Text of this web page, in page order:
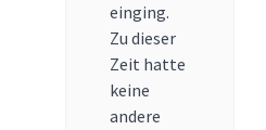
einging.
Zu dieser
Zeit hatte
keine
andere